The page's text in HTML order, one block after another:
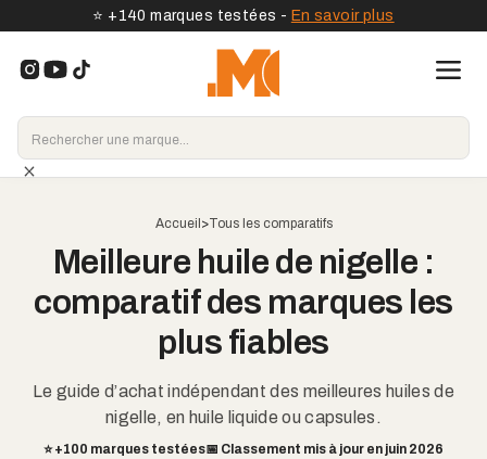
⭐️ +140 marques testées - En savoir plus
Accueil>Tous les comparatifs
Meilleure huile de nigelle :
comparatif des marques les
plus fiables
Le guide d’achat indépendant des meilleures huiles de
nigelle, en huile liquide ou capsules.
⭐️ +100 marques testées📅 Classement mis à jour en juin 2026